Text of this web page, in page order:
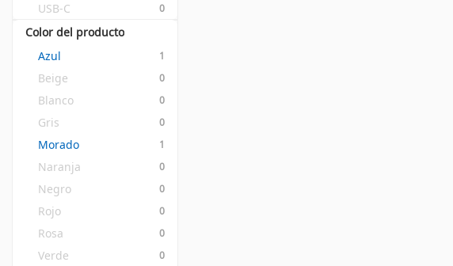
USB-C 0
Color del producto
Azul
1
Beige 0
Blanco 0
Gris 0
Morado 1
Naranja 0
Negro 0
Rojo 0
Rosa 0
Verde 0